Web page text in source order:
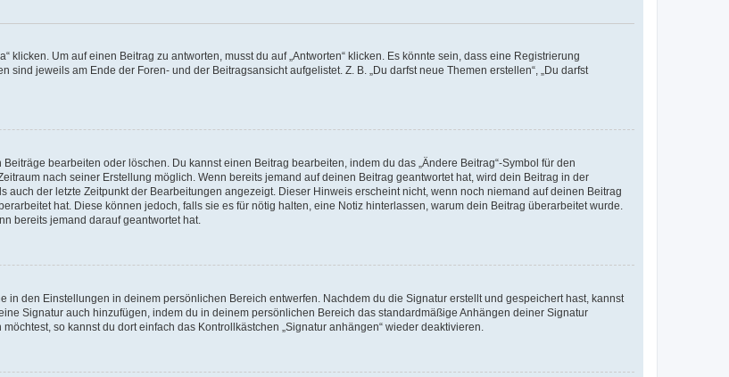
klicken. Um auf einen Beitrag zu antworten, musst du auf „Antworten“ klicken. Es könnte sein, dass eine Registrierung
jeweils am Ende der Foren- und der Beitragsansicht aufgelistet. Z. B. „Du darfst neue Themen erstellen“, „Du darfst
bearbeiten oder löschen. Du kannst einen Beitrag bearbeiten, indem du das „Ändere Beitrag“-Symbol für den
nach seiner Erstellung möglich. Wenn bereits jemand auf deinen Beitrag geantwortet hat, wird dein Beitrag in der
der letzte Zeitpunkt der Bearbeitungen angezeigt. Dieser Hinweis erscheint nicht, wenn noch niemand auf deinen Beitrag
hat. Diese können jedoch, falls sie es für nötig halten, eine Notiz hinterlassen, warum dein Beitrag überarbeitet wurde.
bereits jemand darauf geantwortet hat.
den Einstellungen in deinem persönlichen Bereich entwerfen. Nachdem du die Signatur erstellt und gespeichert hast, kannst
Signatur auch hinzufügen, indem du in deinem persönlichen Bereich das standardmäßige Anhängen deiner Signatur
so kannst du dort einfach das Kontrollkästchen „Signatur anhängen“ wieder deaktivieren.